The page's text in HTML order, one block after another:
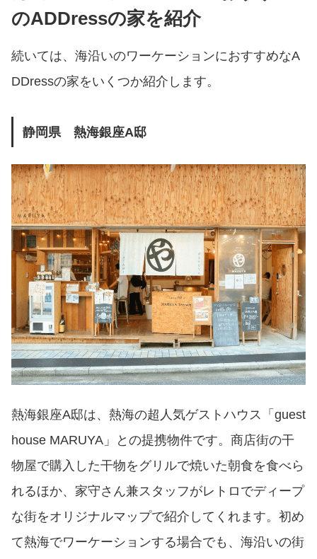
のADDressの家を紹介
続いては、海沿いのワーケーションにおすすめなA
DDressの家をいくつか紹介します。
静岡県 熱海銀座A邸
熱海銀座A邸は、熱海の超人気ゲストハウス「guest
house MARUYA」との提携物件です。商店街の干
物屋で購入した干物をグリルで焼いた朝食を食べら
れるほか、家守さん兼スタッフがレトロでディープ
な街をオリジナルマップで紹介してくれます。初め
て熱海でワーケーションする場合でも、海沿いの街